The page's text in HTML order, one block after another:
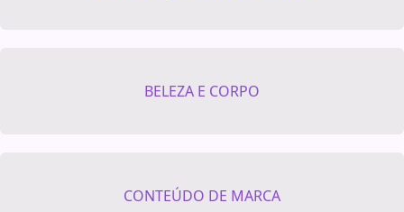
BELEZA E CORPO
CONTEÚDO DE MARCA